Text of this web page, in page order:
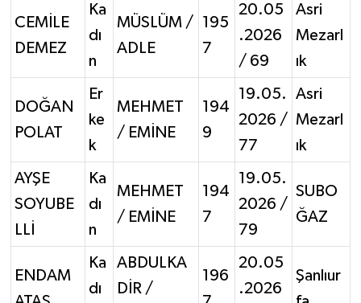
CEMİLE
DEMEZ
Ka
dı
n
MÜSLÜM /
ADLE
195
7
20.05
.2026
/ 69
Asri
Mezarl
ık
DOĞAN
POLAT
Er
ke
k
MEHMET
/ EMİNE
194
9
19.05.
2026 /
77
Asri
Mezarl
ık
AYŞE
SOYUBE
LLİ
Ka
dı
n
MEHMET
/ EMİNE
194
7
19.05.
2026 /
79
SUBO
ĞAZ
ENDAM
Ka
dı
ABDULKA
DİR /
196
20.05
.2026
Şanlıur